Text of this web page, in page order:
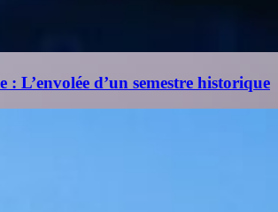
: L’envolée d’un semestre historique